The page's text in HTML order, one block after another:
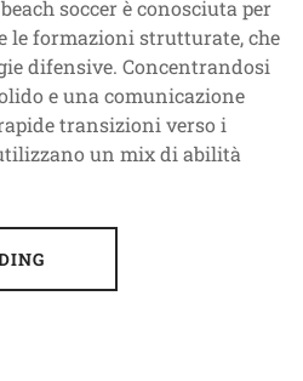
soccer è conosciuta per
le formazioni strutturate, che
difensive. Concentrandosi
e una comunicazione
transizioni verso i
un mix di abilità